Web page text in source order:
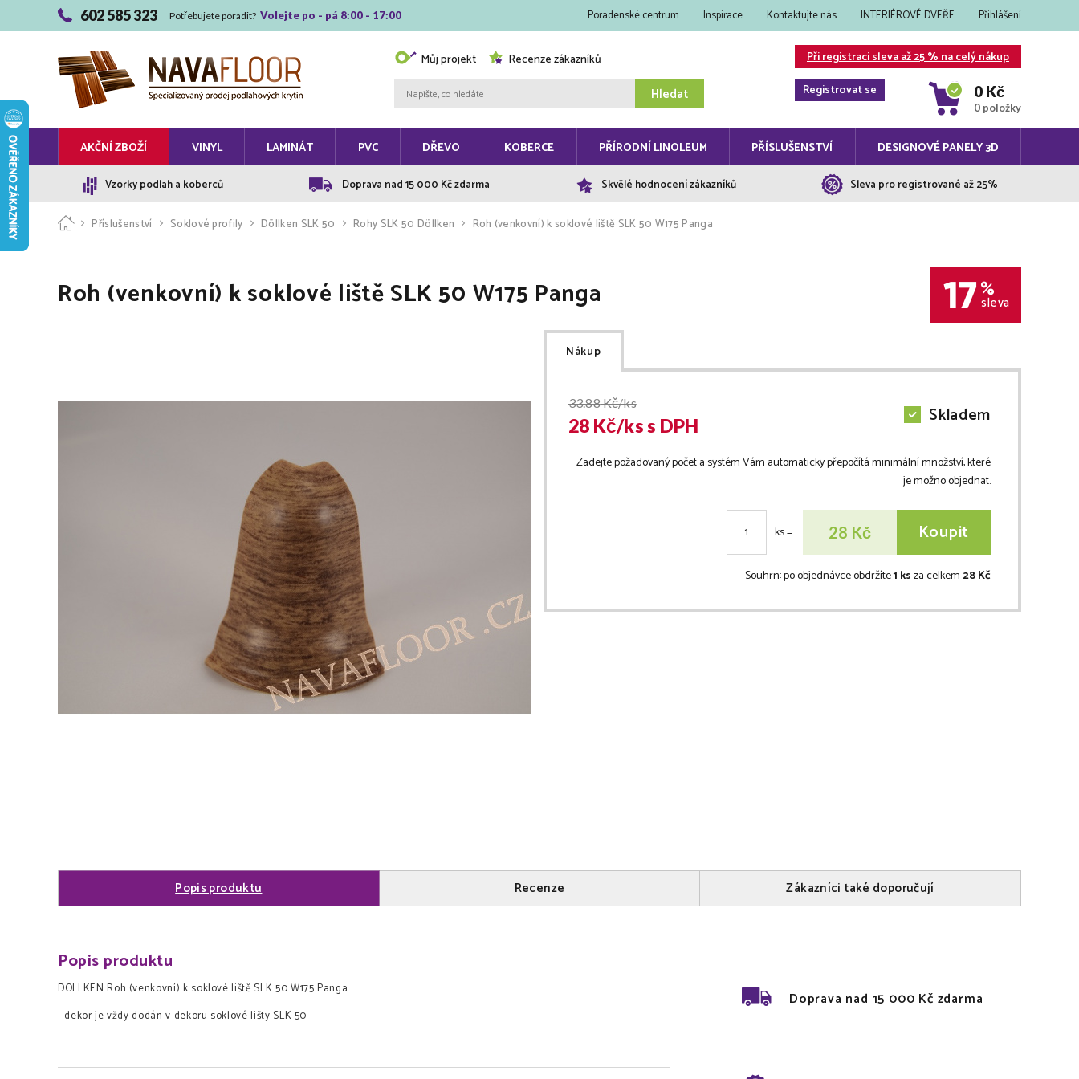
602 585 323 Potřebujete poradit? Volejte po - pá 8:00 - 17:00 Poradenské centrum Inspirace Kontaktujte nás INTERIÉROVÉ DVEŘE Přihlášení
Můj projekt Recenze zákazníků
Hledat
Při registraci sleva až 25 % na celý nákup
Registrovat se
0 Kč
0 položky
AKČNÍ ZBOŽÍ VINYL LAMINÁT PVC DŘEVO KOBERCE PŘÍRODNÍ LINOLEUM PŘÍSLUŠENSTVÍ DESIGNOVÉ PANELY 3D
Vzorky podlah a koberců Doprava nad 15 000 Kč zdarma Skvělé hodnocení zákazníků Sleva pro registrované až 25%
Příslušenství Soklové profily Döllken SLK 50 Rohy SLK 50 Döllken Roh (venkovní) k soklové liště SLK 50 W175 Panga
Roh (venkovní) k soklové liště SLK 50 W175 Panga 17 %
sleva
Nákup
33.88Kč/ks
28 Kč/kss DPH Skladem
Zadejte požadovaný počet a systém Vám automaticky přepočítá minimální množství, které
je možno objednat.
ks= 28 Kč Koupit
Souhrn:po objednávce obdržíte1 ksza celkem 28 Kč
Popis produktu Recenze Zákazníci také doporučují
Popis produktu
DOLLKEN Roh (venkovní) k soklové liště SLK 50 W175 Panga
- dekor je vždy dodán v dekoru soklové lišty SLK 50
Doprava nad 15 000 Kč zdarma